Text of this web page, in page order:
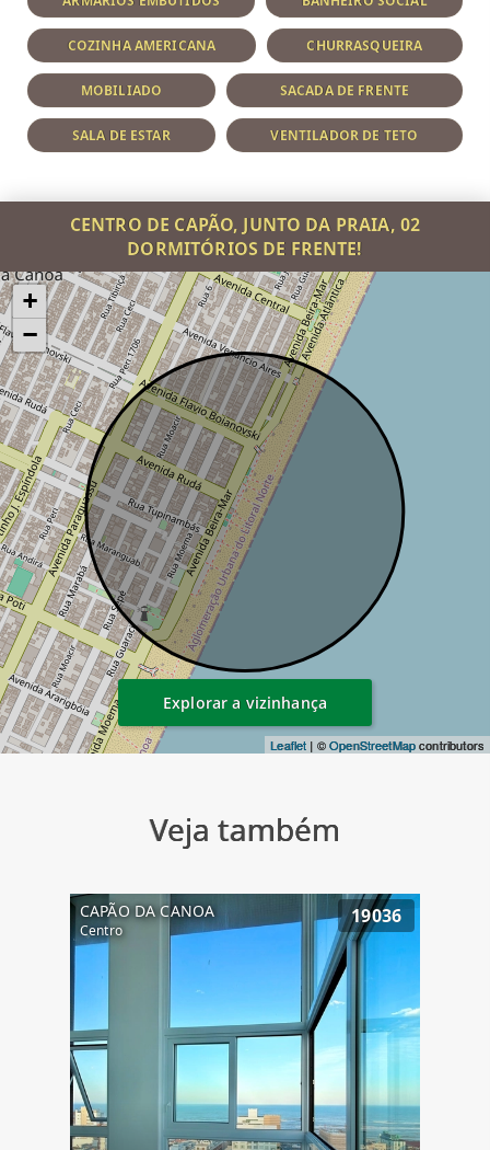
COZINHA AMERICANA CHURRASQUEIRA
MOBILIADO SACADA DE FRENTE
SALA DE ESTAR VENTILADOR DE TETO
CENTRO DE CAPÃO, JUNTO DA PRAIA, 02
DORMITÓRIOS DE FRENTE!
+
−
Leaflet | ©OpenStreetMapcontributors
Explorar a vizinhança
Veja também
CAPÃO DA CANOA
Centro
19036